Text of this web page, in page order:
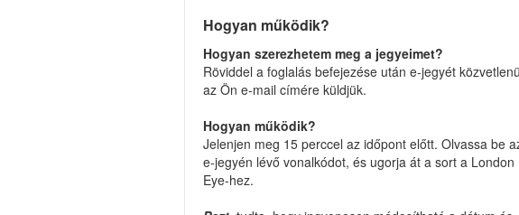
Hogyan működik?
Hogyan szerezhetem meg a jegyeimet?
Röviddel a foglalás befejezése után e-jegyét
az Ön e-mail címére küldjük.
Hogyan működik?
Jelenjen meg 15 perccel az időpont előtt. Olvassa be
e-jegyén lévő vonalkódot, és ugorja át a sort a London
Eye-hez.